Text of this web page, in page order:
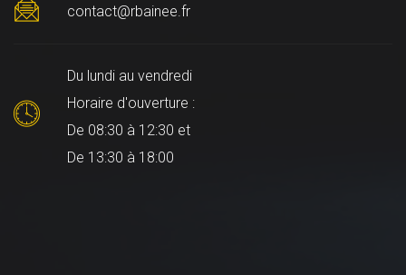
contact@rbainee.fr
Du lundi au vendredi
Horaire d'ouverture :
De 08:30 à 12:30 et
De 13:30 à 18:00